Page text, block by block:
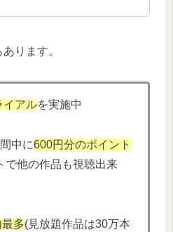
ります。
イアルを実施中
中に600円分のポイント
で他の作品も視聴出来
多(見放題作品は30万本